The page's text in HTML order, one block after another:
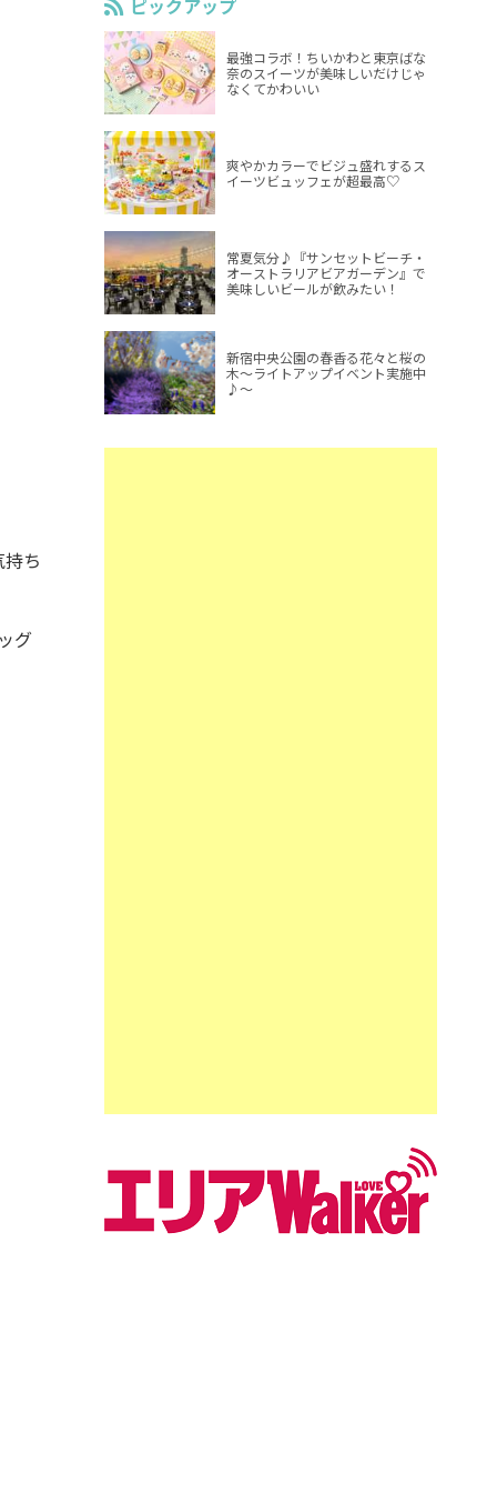
ち
グ
ピックアップ
最強コラボ！ちいかわと東京ばな
奈のスイーツが美味しいだけじゃ
なくてかわいい
爽やかカラーでビジュ盛れするス
イーツビュッフェが超最高♡
常夏気分♪『サンセットビーチ・
オーストラリアビアガーデン』で
美味しいビールが飲みたい！
新宿中央公園の春香る花々と桜の
木～ライトアップイベント実施中
♪～